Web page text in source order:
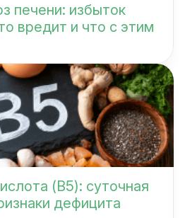
печени: избыток
вредит и что с этим
(B5): суточная
дефицита